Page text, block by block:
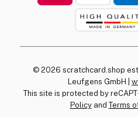
© 2026 scratchcard.shop
Leufgens GmbH |
This site is protected by
PolicyandTerms